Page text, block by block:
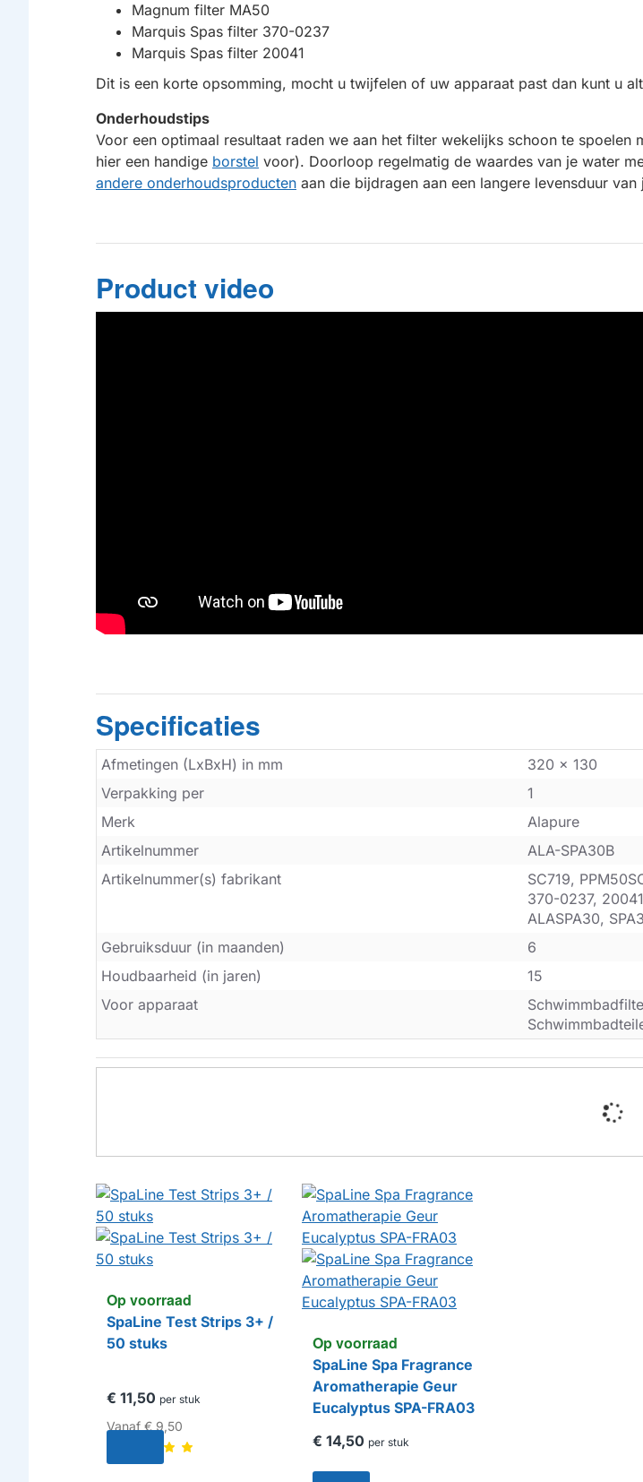
Magnum filter MA50
Marquis Spas filter 370-0237
Marquis Spas filter 20041
Dit is een korte opsomming, mocht u twijfelen of uw apparaat past dan kunt u
Onderhoudstips
Voor een optimaal resultaat raden we aan het filter wekelijks schoon te
hier een handige borstel voor). Doorloop regelmatig de waardes van je water
andere onderhoudsproducten aan die bijdragen aan een langere levensduur
Product video
Specificaties
Afmetingen (LxBxH) in mm
320 x 130
Verpakking per
1
Merk
Alapure
Artikelnummer
ALA-SPA30B
Artikelnummer(s) fabrikant
SC719,
370-0237,
ALASPA30,
Gebruiksduur (in maanden)
6
Houdbaarheid (in jaren)
15
Voor apparaat
Op voorraad
SpaLine Test Strips 3+ /
50 stuks
€ 11,50 per stuk
Vanaf € 9,50
Op voorraad
SpaLine Spa Fragrance
Aromatherapie Geur
Eucalyptus SPA-FRA03
€ 14,50 per stuk